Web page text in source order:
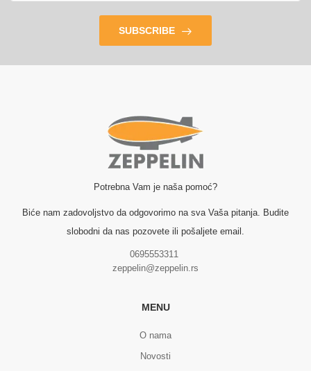
SUBSCRIBE
Potrebna Vam je naša pomoć?
Biće nam zadovoljstvo da odgovorimo na sva Vaša pitanja. Budite
slobodni da nas pozovete ili pošaljete email.
0695553311
zeppelin@zeppelin.rs
MENU
O nama
Novosti